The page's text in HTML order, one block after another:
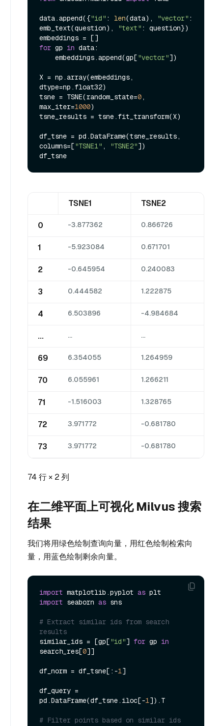
data.append({"id" : len(data), "vector" :
emb_text(question),
"text" : question})
for gp in data:
    embeddings.append(gp[
"vector"])
X = np.array(embeddings,
dtype=np.float32)
tsne = TSNE(random_state=0,
max_iter=1000)
tsne_results = tsne.fit_transform(X)
df_tsne = pd.DataFrame(tsne_results,
columns=["TSNE1" , "TSNE2"])
TSNE1 TSNE2
0 -3.877362 0.866726
1 -5.923084 0.671701
2 -0.645954 0.240083
3 0.444582 1.222875
4 6.503896 -4.984684
... ... ...
69 6.354055 1.264959
70 6.055961 1.266211
71 -1.516003 1.328765
72 3.971772 -0.681780
73 3.971772 -0.681780
74 行 × 2 列
在二维平面上可视化 Milvus 搜索
结果
我们将用绿色绘制查询向量，用红色绘制检索向
量，用蓝色绘制剩余向量。
import matplotlib.pyplot as
import seaborn as sns
# Extract similar ids from search
results
similar_ids = [gp["id"] for gp in
search_res[0]]
df_norm = df_tsne[:-1]
df_query =
pd.DataFrame(df_tsne.iloc[-1]).T
# Filter points based on similar ids